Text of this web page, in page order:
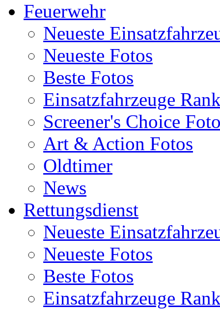
Feuerwehr
Neueste
Neueste Fotos
Beste Fotos
Einsatzfahrzeuge
Screener's Choice
Art & Action Fotos
Oldtimer
News
Rettungsdienst
Neueste
Neueste Fotos
Beste Fotos
Einsatzfahrzeuge